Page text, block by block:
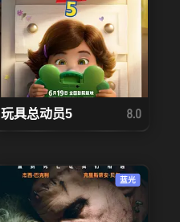
玩具总动员5 8.0
蓝光